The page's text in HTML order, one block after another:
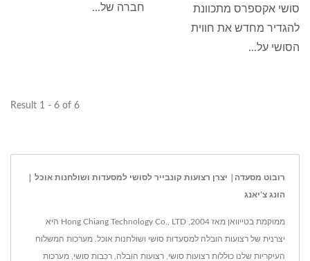
סושי אקספרס מתכוונת
להגדיר מחדש את חווית
הסושי על...
חברה של...
Result 1 - 6 of 6
רובוט מסעדה| יצרן רצועות קונבייר לסושי למסעדות ושולחנות אוכל |
הונג צ'יאנג
ממוקמת בטייוואן מאז 2004, Hong Chiang Technology Co., LTD היא
יצרנית של רצועות הובלה למסעדות סושי ושולחנות אוכל. מערכות המשלוח
העיקריות שלנו כוללות רצועות סושי, רצועות הובלה, רכבות סושי, מערכות